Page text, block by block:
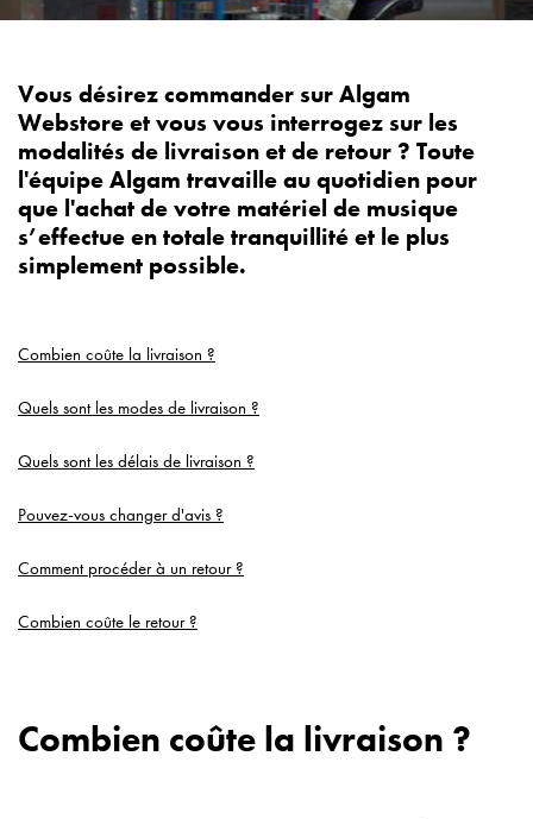
Vous désirez commander sur Algam
Webstore et vous vous interrogez sur les
modalités de livraison et de retour ? Toute
l'équipe Algam travaille au quotidien pour
que l'achat de votre matériel de musique
s’effectue en totale tranquillité et le plus
simplement possible.
Combien coûte la livraison ?
Quels sont les modes de livraison ?
Quels sont les délais de livraison ?
Pouvez-vous changer d'avis ?
Comment procéder à un retour ?
Combien coûte le retour ?
Combien coûte la livraison ?